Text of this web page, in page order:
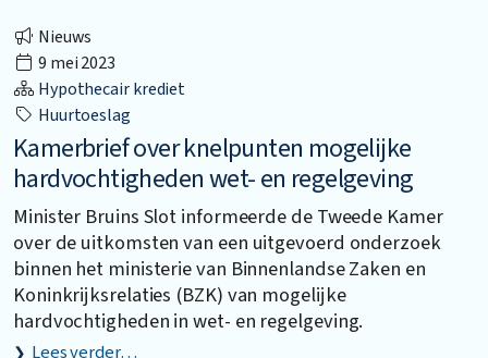
Nieuws
9 mei 2023
Hypothecair krediet
Huurtoeslag
Kamerbrief over knelpunten mogelijke
hardvochtigheden wet- en regelgeving
Minister Bruins Slot informeerde de Tweede Kamer
over de uitkomsten van een uitgevoerd onderzoek
binnen het ministerie van Binnenlandse Zaken en
Koninkrijksrelaties (BZK) van mogelijke
hardvochtigheden in wet- en regelgeving.
Lees verder…